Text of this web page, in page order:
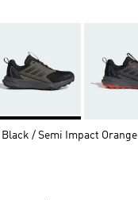
/ Semi Impact Orange